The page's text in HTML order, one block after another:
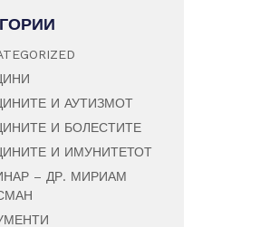
И АУТИЗМОТ
И БОЛЕСТИТЕ
И ИМУНИТЕТОТ
– ДР. МИРИАМ